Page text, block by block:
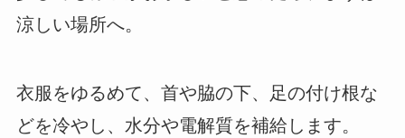
涼しい場所へ。
衣服をゆるめて、首や脇の下、足の付け根な
どを冷やし、水分や電解質を補給します。